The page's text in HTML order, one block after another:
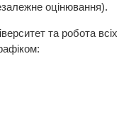
оцінювання).
та робота всіх